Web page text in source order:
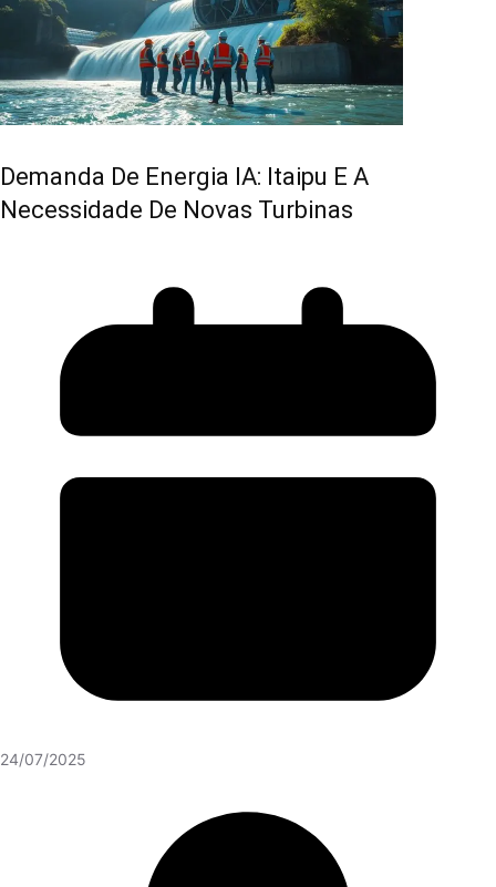
Demanda De Energia IA: Itaipu E A
Necessidade De Novas Turbinas
24/07/2025